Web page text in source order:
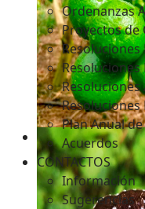
Ordenanzas
Proyectos de
Resoluciones
Resoluciones
Plan Anual
Acuerdos
CONTACTOS
Información
Sugerencias